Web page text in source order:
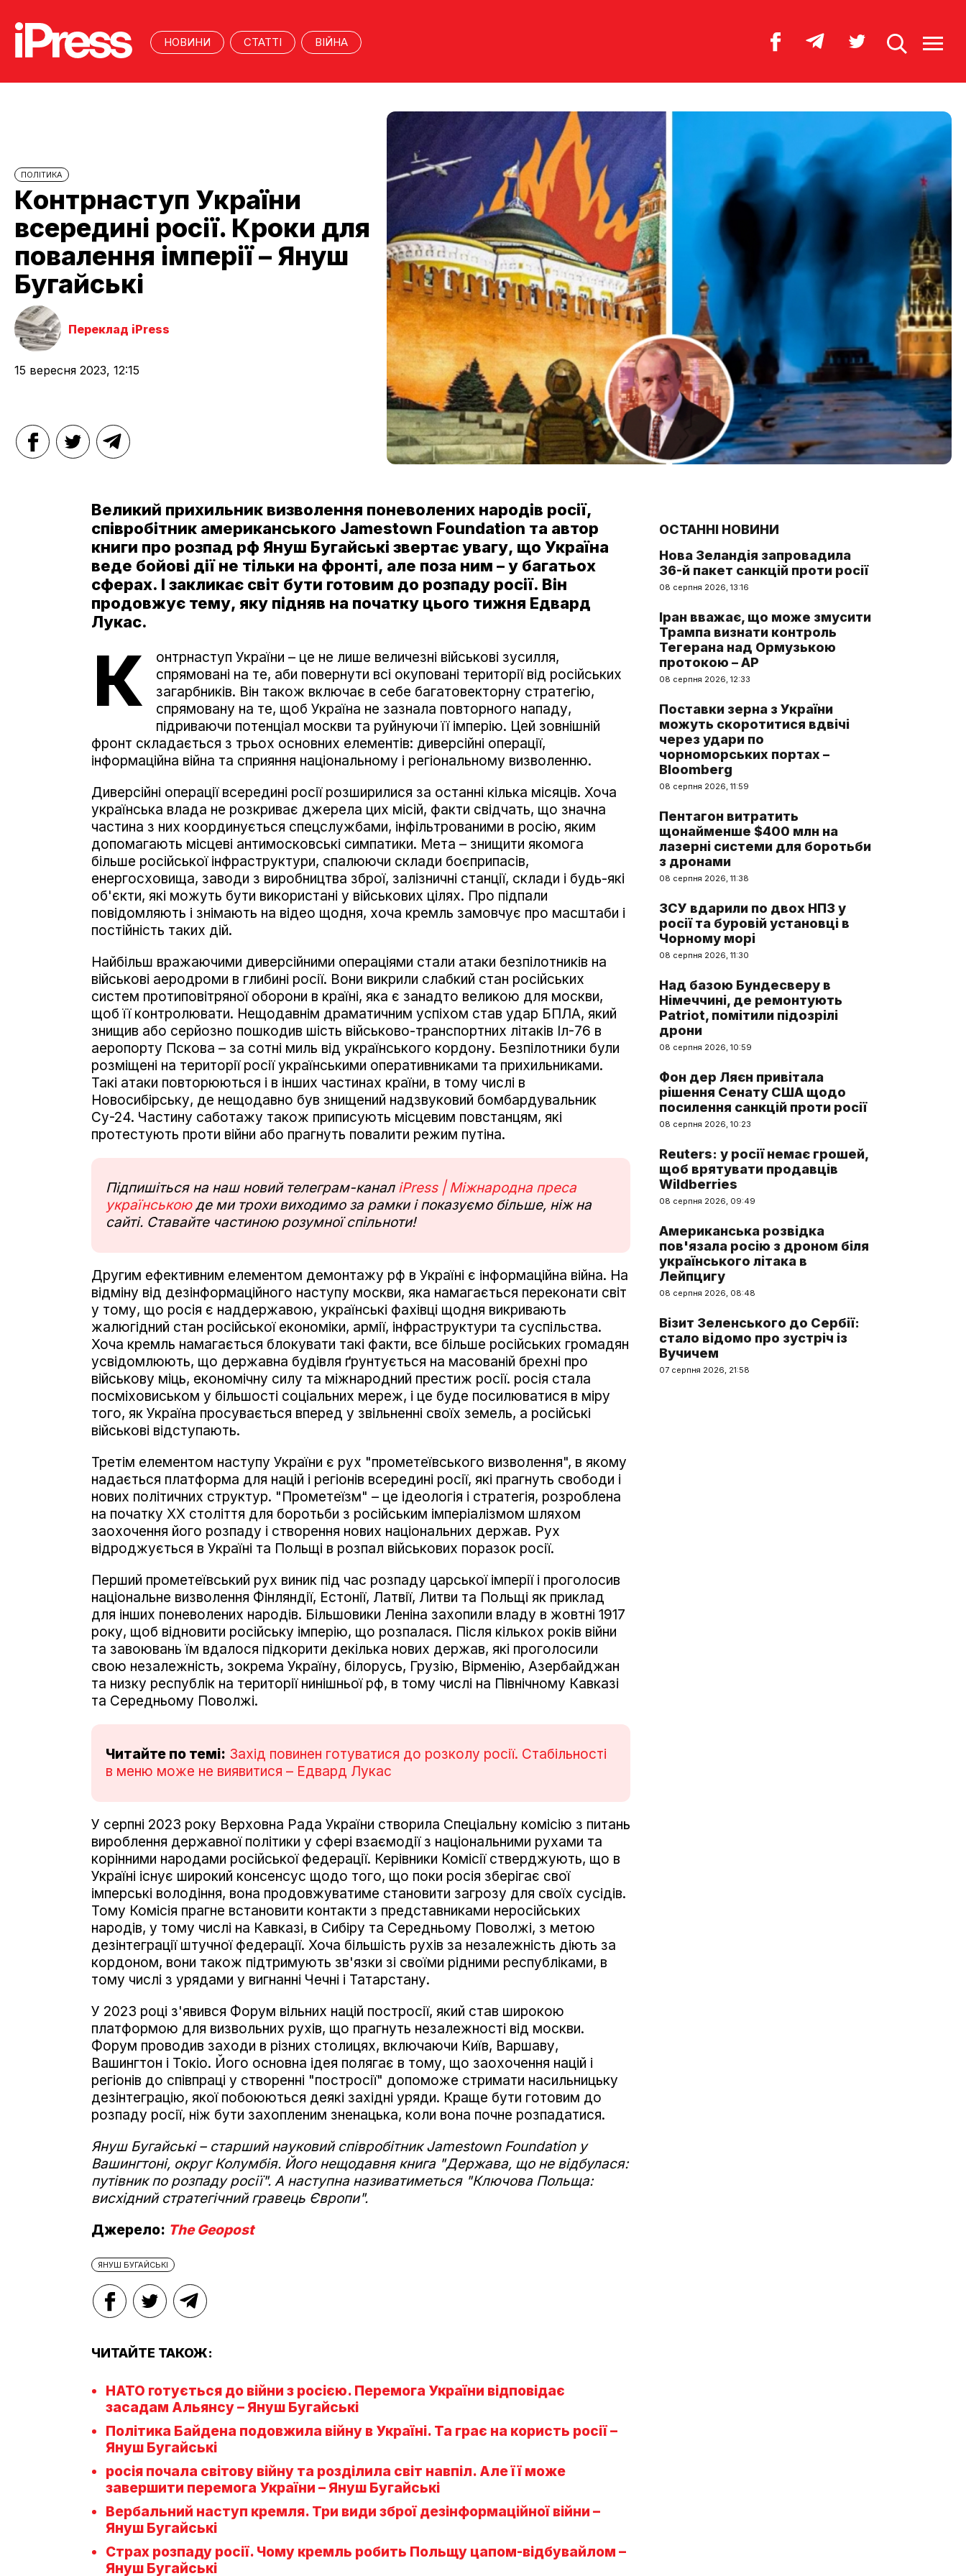
НОВИНИ СТАТТІ ВІЙНА
ПОЛІТИКА
Контрнаступ України
всередині росії. Кроки для
повалення імперії – Януш
Бугайські
Переклад iPress
15 вересня 2023, 12:15
Великий прихильник визволення поневолених народів росії,
співробітник американського Jamestown Foundation та автор
книги про розпад рф Януш Бугайські звертає увагу, що Україна
веде бойові дії не тільки на фронті, але поза ним – у багатьох
сферах. І закликає світ бути готовим до розпаду росії. Він
продовжує тему, яку підняв на початку цього тижня Едвард
Лукас.
К
онтрнаступ України – це не лише величезні військові зусилля,
спрямовані на те, аби повернути всі окуповані території від російських
загарбників. Він також включає в себе багатовекторну стратегію,
спрямовану на те, щоб Україна не зазнала повторного нападу,
підриваючи потенціал москви та руйнуючи її імперію. Цей зовнішній
фронт складається з трьох основних елементів: диверсійні операції,
інформаційна війна та сприяння національному і регіональному визволенню.
Диверсійні операції всередині росії розширилися за останні кілька місяців. Хоча
українська влада не розкриває джерела цих місій, факти свідчать, що значна
частина з них координується спецслужбами, інфільтрованими в росію, яким
допомагають місцеві антимосковські симпатики. Мета – знищити якомога
більше російської інфраструктури, спалюючи склади боєприпасів,
енергосховища, заводи з виробництва зброї, залізничні станції, склади і будь-які
об'єкти, які можуть бути використані у військових цілях. Про підпали
повідомляють і знімають на відео щодня, хоча кремль замовчує про масштаби і
постійність таких дій.
Найбільш вражаючими диверсійними операціями стали атаки безпілотників на
військові аеродроми в глибині росії. Вони викрили слабкий стан російських
систем протиповітряної оборони в країні, яка є занадто великою для москви,
щоб її контролювати. Нещодавнім драматичним успіхом став удар БПЛА, який
знищив або серйозно пошкодив шість військово-транспортних літаків Іл-76 в
аеропорту Пскова – за сотні миль від українського кордону. Безпілотники були
розміщені на території росії українськими оперативниками та прихильниками.
Такі атаки повторюються і в інших частинах країни, в тому числі в
Новосибірську, де нещодавно був знищений надзвуковий бомбардувальник
Су-24. Частину саботажу також приписують місцевим повстанцям, які
протестують проти війни або прагнуть повалити режим путіна.
Підпишіться на наш новий телеграм-канал iPress | Міжнародна преса
українськоюде ми трохи виходимо за рамки і показуємо більше, ніж на
сайті. Ставайте частиною розумної спільноти!
Другим ефективним елементом демонтажу рф в Україні є інформаційна війна. На
відміну від дезінформаційного наступу москви, яка намагається переконати світ
у тому, що росія є наддержавою, українські фахівці щодня викривають
жалюгідний стан російської економіки, армії, інфраструктури та суспільства.
Хоча кремль намагається блокувати такі факти, все більше російських громадян
усвідомлюють, що державна будівля ґрунтується на масованій брехні про
військову міць, економічну силу та міжнародний престиж росії. росія стала
посміховиськом у більшості соціальних мереж, і це буде посилюватися в міру
того, як Україна просувається вперед у звільненні своїх земель, а російські
військові відступають.
Третім елементом наступу України є рух "прометеївського визволення", в якому
надається платформа для націй і регіонів всередині росії, які прагнуть свободи і
нових політичних структур. "Прометеїзм" – це ідеологія і стратегія, розроблена
на початку ХХ століття для боротьби з російським імперіалізмом шляхом
заохочення його розпаду і створення нових національних держав. Рух
відроджується в Україні та Польщі в розпал військових поразок росії.
Перший прометеївський рух виник під час розпаду царської імперії і проголосив
національне визволення Фінляндії, Естонії, Латвії, Литви та Польщі як приклад
для інших поневолених народів. Більшовики Леніна захопили владу в жовтні 1917
року, щоб відновити російську імперію, що розпалася. Після кількох років війни
та завоювань їм вдалося підкорити декілька нових держав, які проголосили
свою незалежність, зокрема Україну, білорусь, Грузію, Вірменію, Азербайджан
та низку республік на території нинішньої рф, в тому числі на Північному Кавказі
та Середньому Поволжі.
Читайте по темі: Захід повинен готуватися до розколу росії. Стабільності
в меню може не виявитися – Едвард Лукас
У серпні 2023 року Верховна Рада України створила Спеціальну комісію з питань
вироблення державної політики у сфері взаємодії з національними рухами та
корінними народами російської федерації. Керівники Комісії стверджують, що в
Україні існує широкий консенсус щодо того, що поки росія зберігає свої
імперські володіння, вона продовжуватиме становити загрозу для своїх сусідів.
Тому Комісія прагне встановити контакти з представниками неросійських
народів, у тому числі на Кавказі, в Сибіру та Середньому Поволжі, з метою
дезінтеграції штучної федерації. Хоча більшість рухів за незалежність діють за
кордоном, вони також підтримують зв'язки зі своїми рідними республіками, в
тому числі з урядами у вигнанні Чечні і Татарстану.
У 2023 році з'явився Форум вільних націй постросії, який став широкою
платформою для визвольних рухів, що прагнуть незалежності від москви.
Форум проводив заходи в різних столицях, включаючи Київ, Варшаву,
Вашингтон і Токіо. Його основна ідея полягає в тому, що заохочення націй і
регіонів до співпраці у створенні "постросії" допоможе стримати насильницьку
дезінтеграцію, якої побоюються деякі західні уряди. Краще бути готовим до
розпаду росії, ніж бути захопленим зненацька, коли вона почне розпадатися.
Януш Бугайські – старший науковий співробітникJamestown Foundationу
Вашингтоні, округ Колумбія. Його нещодавня книга "Держава, що не відбулася:
путівник по розпаду росії". А наступна називатиметься "Ключова Польща:
висхідний стратегічний гравець Європи".
Джерело: The Geopost
ЯНУШ БУГАЙСЬКІ
ЧИТАЙТЕ ТАКОЖ:
НАТО готується до війни з росією. Перемога України відповідає
засадам Альянсу – Януш Бугайські
Політика Байдена подовжила війну в Україні. Та грає на користь росії –
Януш Бугайські
росія почала світову війну та розділила світ навпіл. Але її може
завершити перемога України – Януш Бугайські
Вербальний наступ кремля. Три види зброї дезінформаційної війни –
Януш Бугайські
Страх розпаду росії. Чому кремль робить Польщу цапом-відбувайлом –
Януш Бугайські
ОСТАННІ НОВИНИ
Нова Зеландія запровадила
36-й пакет санкцій проти росії
08 серпня 2026, 13:16
Іран вважає, що може змусити
Трампа визнати контроль
Тегерана над Ормузькою
протокою – AP
08 серпня 2026, 12:33
Поставки зерна з України
можуть скоротитися вдвічі
через удари по
чорноморських портах –
Bloomberg
08 серпня 2026, 11:59
Пентагон витратить
щонайменше $400 млн на
лазерні системи для боротьби
з дронами
08 серпня 2026, 11:38
ЗСУ вдарили по двох НПЗ у
росії та буровій установці в
Чорному морі
08 серпня 2026, 11:30
Над базою Бундесверу в
Німеччині, де ремонтують
Patriot, помітили підозрілі
дрони
08 серпня 2026, 10:59
Фон дер Ляєн привітала
рішення Сенату США щодо
посилення санкцій проти росії
08 серпня 2026, 10:23
Reuters: у росії немає грошей,
щоб врятувати продавців
Wildberries
08 серпня 2026, 09:49
Американська розвідка
пов'язала росію з дроном біля
українського літака в
Лейпцигу
08 серпня 2026, 08:48
Візит Зеленського до Сербії:
стало відомо про зустріч із
Вучичем
07 серпня 2026, 21:58